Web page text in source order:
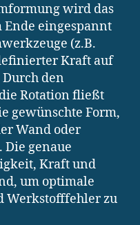
wird das
eingespannt
(z.B.
Kraft auf
den
Rotation fließt
gewünschte Form,
Wand oder
Die genaue
Kraft und
um optimale
Werkstofffehler zu